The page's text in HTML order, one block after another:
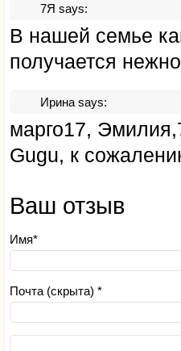
7Я says:
В нашей семье
получается
Ирина says:
марго17,
Gugu, к
Ваш отзыв
Имя*
Почта (скрыта) *